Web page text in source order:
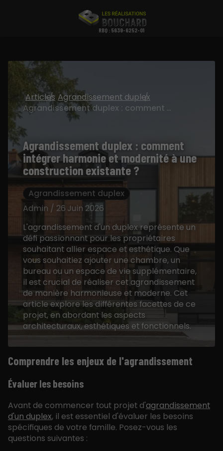
RBQ : 5639-6252-01
Articles Agrandissement duplex
Agrandissement duplex : comment intégrer harmonie et modernité à une construction existante ?
Agrandissement duplex : comment
intégrer harmonie et modernité à une
construction existante ?
Agrandissement duplex
Admin / 26 Juin 2026
L'agrandissement d'un duplex représente un
défi passionnant pour les propriétaires
souhaitant allier espace et esthétique. Que
vous souhaitiez ajouter une chambre, un
bureau ou un espace de vie supplémentaire,
il est crucial de réaliser cet agrandissement
de manière harmonieuse et moderne. Cet
article explore les différentes facettes de ce
projet, en abordant les aspects
architecturaux, esthétiques et fonctionnels.
Comprendre les enjeux de l'agrandissement
Évaluer les besoins
Avant de commencer tout projet d'agrandissement
d'un duplex, il est essentiel d'évaluer les besoins
spécifiques de votre famille. Posez-vous les
questions suivantes :